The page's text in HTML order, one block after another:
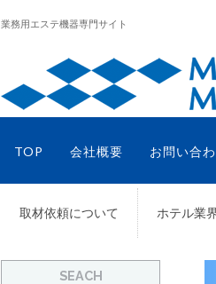
業務用エステ機器専門サイト
TOP 会社概要 お問い合
取材依頼について ホテル業
SEACH